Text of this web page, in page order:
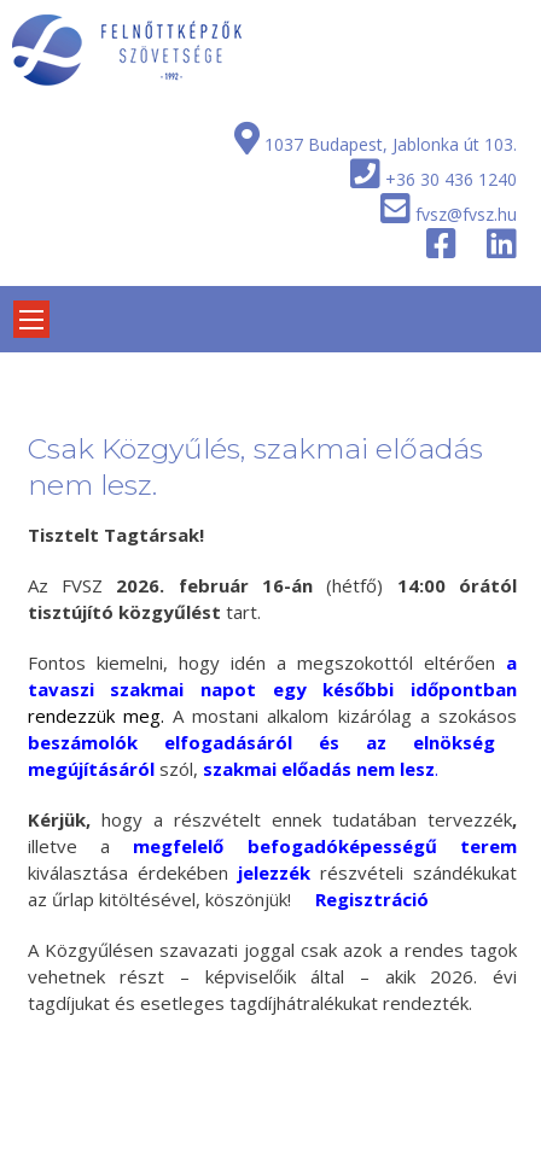
Skip
to
content
1037 Budapest, Jablonka út 103.
+36 30 436 1240
fvsz@fvsz.hu
Csak Közgyűlés, szakmai előadás
nem lesz.
Tisztelt Tagtársak!
Az FVSZ 2026. február 16-án(hétfő) 14:00 órától
tisztújító közgyűlést tart.
Fontos kiemelni, hogy idén a megszokottól eltérően a
tavaszi szakmai napot egy későbbi időpontban
rendezzükmeg. A mostani alkalom kizárólag a szokásos
beszámolók elfogadásáról és az elnökség
megújításáról szól, szakmai előadás nem lesz.
Kérjük, hogy a részvételt ennek tudatában tervezzék,
illetve a
megfelelő befogadóképességű terem
kiválasztása érdekében jelezzék részvételi szándékukat
az űrlap kitöltésével, köszönjük! Regisztráció
A Közgyűlésen szavazati joggal csak azok a rendes tagok
vehetnek részt – képviselőik által – akik 2026. évi
tagdíjukat és esetleges tagdíjhátralékukat rendezték.